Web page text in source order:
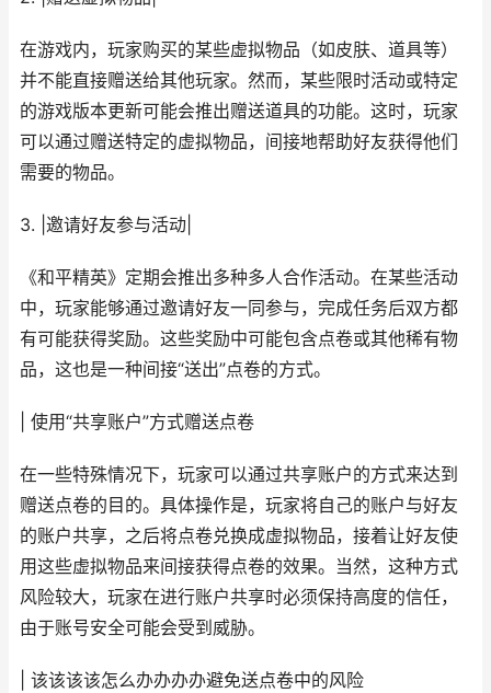
在游戏内，玩家购买的某些虚拟物品（如皮肤、道具等）
并不能直接赠送给其他玩家。然而，某些限时活动或特定
的游戏版本更新可能会推出赠送道具的功能。这时，玩家
可以通过赠送特定的虚拟物品，间接地帮助好友获得他们
需要的物品。
3. |邀请好友参与活动|
《和平精英》定期会推出多种多人合作活动。在某些活动
中，玩家能够通过邀请好友一同参与，完成任务后双方都
有可能获得奖励。这些奖励中可能包含点卷或其他稀有物
品，这也是一种间接“送出”点卷的方式。
| 使用“共享账户”方式赠送点卷
在一些特殊情况下，玩家可以通过共享账户的方式来达到
赠送点卷的目的。具体操作是，玩家将自己的账户与好友
的账户共享，之后将点卷兑换成虚拟物品，接着让好友使
用这些虚拟物品来间接获得点卷的效果。当然，这种方式
风险较大，玩家在进行账户共享时必须保持高度的信任，
由于账号安全可能会受到威胁。
| 该该该该怎么办办办办避免送点卷中的风险